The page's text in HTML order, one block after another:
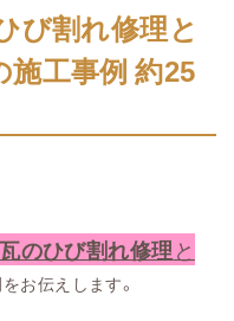
び割れ修理と
工事例 約25
瓦のひび割れ修理と
お伝えします。